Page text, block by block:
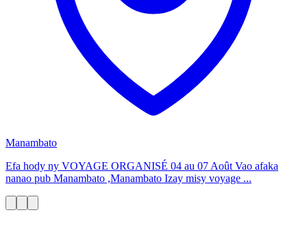
Manambato
Efa hody ny VOYAGE ORGANISÉ 04 au 07 Août Vao afaka
nanao pub Manambato ,Manambato Izay misy voyage ...